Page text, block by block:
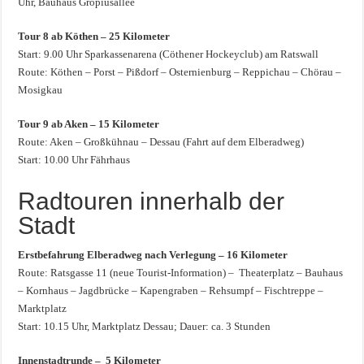
Tour 8 ab Köthen – 25 Kilometer
Start: 9.00 Uhr Sparkassenarena (Cöthener Hockeyclub) am Ratswall
Route: Köthen – Porst – Pißdorf – Osternienburg – Reppichau – Chörau –
Mosigkau
Tour 9 ab Aken – 15 Kilometer
Route: Aken – Großkühnau – Dessau (Fahrt auf dem Elberadweg)
Start: 10.00 Uhr Fährhaus
Radtouren innerhalb der
Stadt
Erstbefahrung Elberadweg nach Verlegung – 16 Kilometer
Route: Ratsgasse 11 (neue Tourist-Information) – Theaterplatz – Bauhaus
– Kornhaus – Jagdbrücke – Kapengraben – Rehsumpf – Fischtreppe –
Marktplatz
Start: 10.15 Uhr, Marktplatz Dessau; Dauer: ca. 3 Stunden
Innenstadtrunde – 5 Kilometer